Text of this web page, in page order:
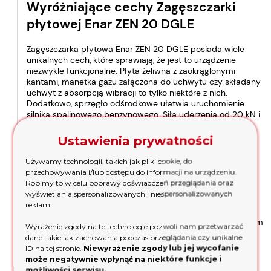
Wyróżniające cechy Zagęszczarki
płytowej Enar ZEN 20 DGLE
Zagęszczarka płytowa Enar ZEN 20 DGLE posiada wiele
unikalnych cech, które sprawiają, że jest to urządzenie
niezwykle funkcjonalne. Płyta żeliwna z zaokrąglonymi
kantami, manetka gazu załączona do uchwytu czy składany
uchwyt z absorpcją wibracji to tylko niektóre z nich.
Dodatkowo, sprzęgło odśrodkowe ułatwia uruchomienie
silnika spalinowego benzynowego. Siła uderzenia od 20 kN i
skuteczność pracy.
Opcjonalne akcesoria do
Zagęszczarki Enar ZEN 20 DGLE
Oferowane u nas akcesoria do Zagęszczarki Enar ZEN 20
DGLE to m.in. 9 litrowy zbiornik na wodę wraz ze zraszaczem
oraz płyta elastomerowa służąca do ubijania kostki
brukowej.
Zakupiony u nas sprzęt - gwarancja jakości
Ustawienia prywatności
Używamy technologii, takich jak pliki cookie, do
przechowywania i/lub dostępu do informacji na urządzeniu.
Robimy to w celu poprawy doświadczeń przeglądania oraz
wyświetlania spersonalizowanych i niespersonalizowanych
reklam.
Wyrażenie zgody na te technologie pozwoli nam przetwarzać
dane takie jak zachowania podczas przeglądania czy unikalne
ID na tej stronie. Niewyrażenie zgody lub jej wycofanie
może negatywnie wpłynąć na niektóre funkcje i